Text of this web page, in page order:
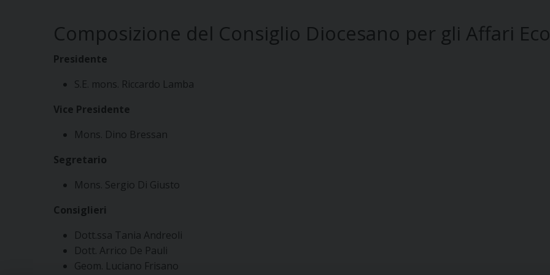
Composizione del Consiglio Diocesano per gli Affari
Presidente
S.E. mons. Riccardo Lamba
Vice Presidente
Mons. Dino Bressan
Segretario
Mons. Sergio Di Giusto
Consiglieri
Dott.ssa Tania Andreoli
Dott. Arrico De Pauli
Geom. Luciano Frisano